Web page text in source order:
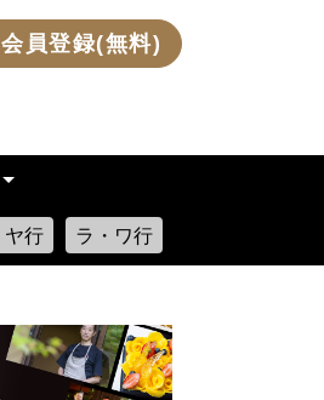
会員登録(無料)
ヤ行 ラ・ワ行